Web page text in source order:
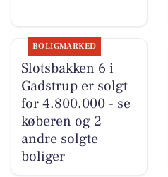
BOLIGMARKED
Slotsbakken 6 i
Gadstrup er solgt
for 4.800.000 - se
køberen og 2
andre solgte
boliger